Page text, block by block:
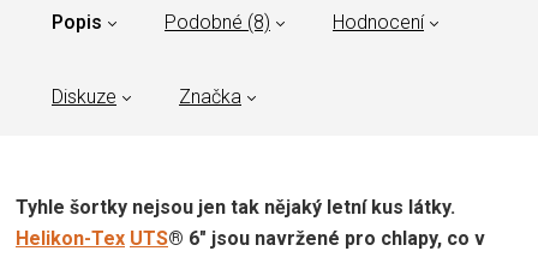
Popis Podobné (8) Hodnocení
Diskuze Značka
Tyhle šortky nejsou jen tak nějaký letní kus látky.
Helikon-Tex UTS® 6" jsou navržené pro chlapy, co v